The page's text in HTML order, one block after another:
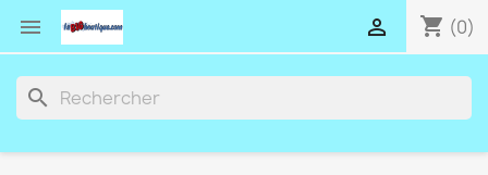
 shopping_cart (0)

search